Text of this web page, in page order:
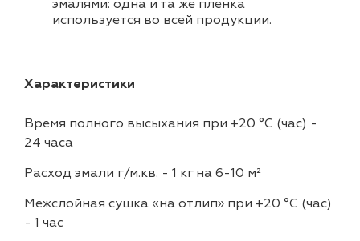
эмалями: одна и та же пленка
используется во всей продукции.
Характеристики
Время полного высыхания при +20 °С (час) -
24 часа
Расход эмали г/м.кв. - 1 кг на 6-10 м²
Межслойная сушка «на отлип» при +20 °С (час)
- 1 час